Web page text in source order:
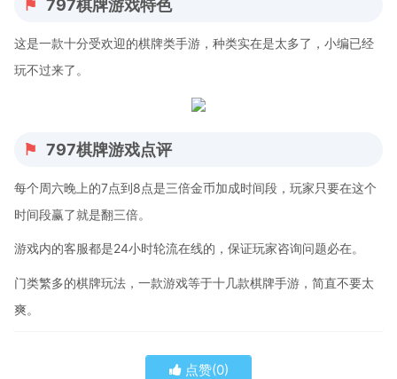
797棋牌游戏特色
这是一款十分受欢迎的棋牌类手游，种类实在是太多了，小编已经
玩不过来了。
797棋牌游戏点评
每个周六晚上的7点到8点是三倍金币加成时间段，玩家只要在这个
时间段赢了就是翻三倍。
游戏内的客服都是24小时轮流在线的，保证玩家咨询问题必在。
门类繁多的棋牌玩法，一款游戏等于十几款棋牌手游，简直不要太
爽。
点赞(0)